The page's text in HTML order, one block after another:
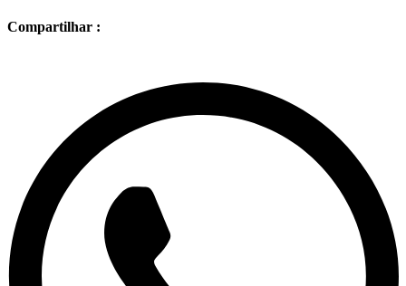
Compartilhar :